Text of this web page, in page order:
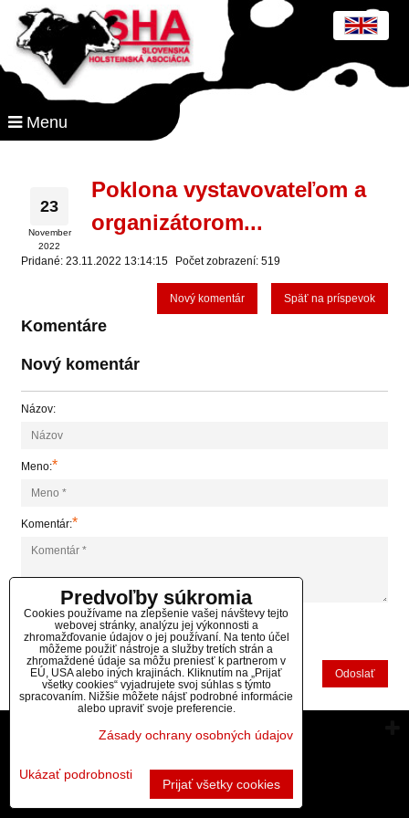
Menu
23
November
2022
Poklona vystavovateľom a
organizátorom...
Pridané: 23.11.2022 13:14:15 Počet zobrazení: 519
Späť na príspevok
Nový komentár
Komentáre
Nový komentár
Názov:
Meno:*
Komentár:*
*(Povinné)
Odoslať
Vytvorené pomocou: BiznisWeb.sk
Predvoľby súkromia
Cookies používame na zlepšenie vašej návštevy tejto
webovej stránky, analýzu jej výkonnosti a
zhromažďovanie údajov o jej používaní. Na tento účel
môžeme použiť nástroje a služby tretích strán a
zhromaždené údaje sa môžu preniesť k partnerom v
EÚ, USA alebo iných krajinách. Kliknutím na „Prijať
všetky cookies“ vyjadrujete svoj súhlas s týmto
spracovaním. Nižšie môžete nájsť podrobné informácie
alebo upraviť svoje preferencie.
Zásady ochrany osobných údajov
Ukázať podrobnosti
Prijať všetky cookies